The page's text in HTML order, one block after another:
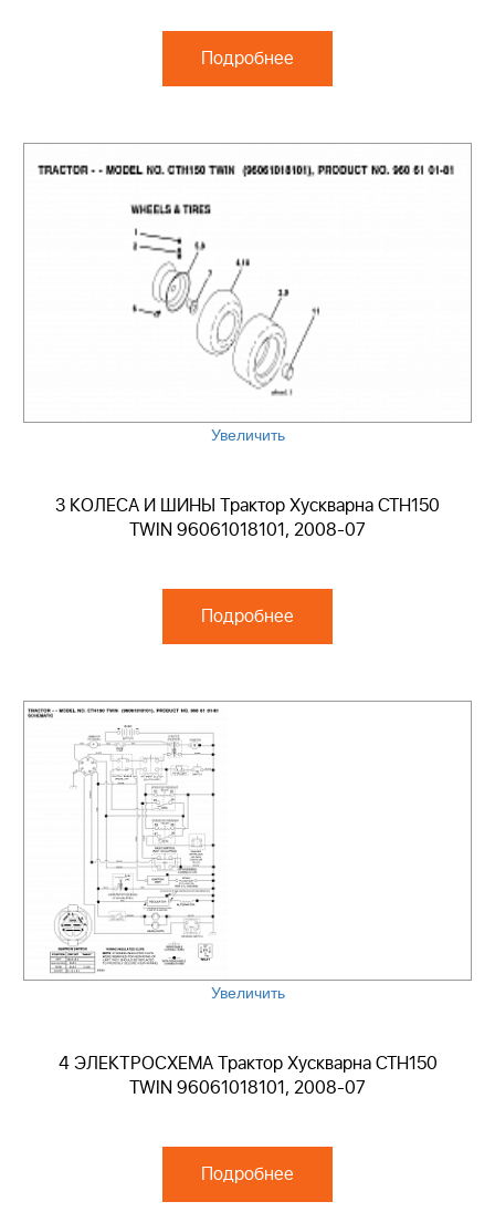
Подробнее
Увеличить
3 КОЛЕСА И ШИНЫ Трактор Хускварна CTH150
TWIN 96061018101, 2008-07
Подробнее
Увеличить
4 ЭЛЕКТРОСХЕМА Трактор Хускварна CTH150
TWIN 96061018101, 2008-07
Подробнее